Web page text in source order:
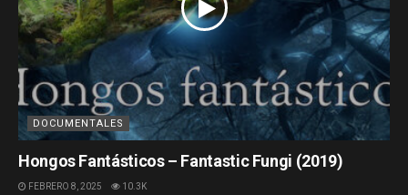
DOCUMENTALES
Hongos Fantásticos – Fantastic Fungi (2019)
FEBRERO 8, 2025 10.3K